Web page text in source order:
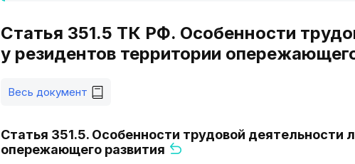
Статья 351.5 ТК РФ. Особенности
у резидентов территории
Весь документ
Статья 351.5. Особенности трудовой деятельности
опережающего развития